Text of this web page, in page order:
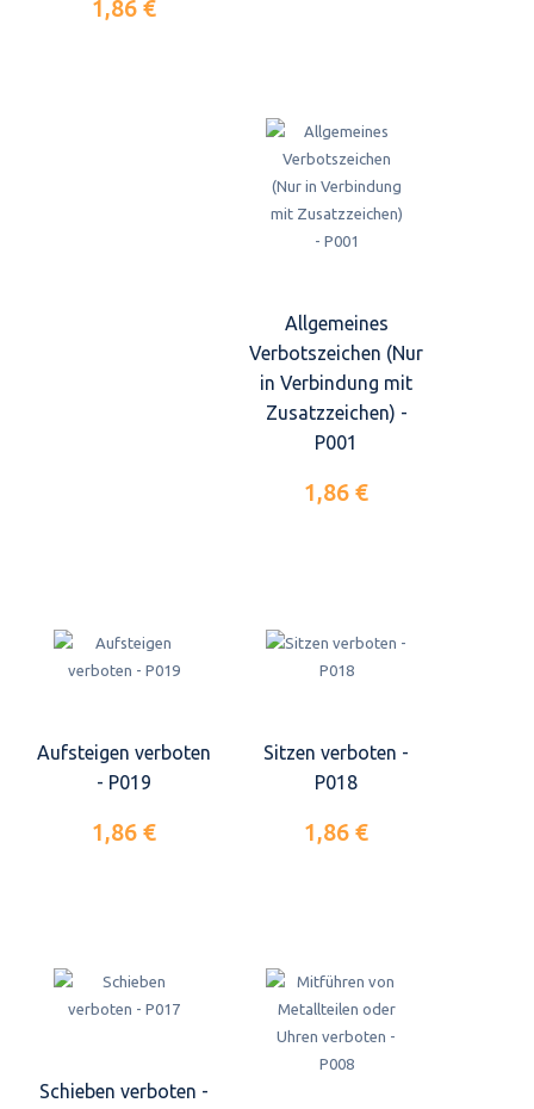
1,86 €
Allgemeines
Verbotszeichen (Nur
in Verbindung mit
Zusatzzeichen) -
P001
1,86 €
Aufsteigen verboten
- P019
1,86 €
Sitzen verboten -
P018
1,86 €
Schieben verboten -